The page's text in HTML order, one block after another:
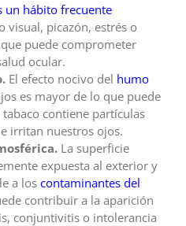
un hábito frecuente
visual, picazón, estrés o
puede comprometer
ocular.
El efecto nocivo del humo
es mayor de lo que puede
contiene partículas
irritan nuestros ojos.
La superficie
expuesta al exterior y
a los contaminantes del
contribuir a la aparición
conjuntivitis o intolerancia